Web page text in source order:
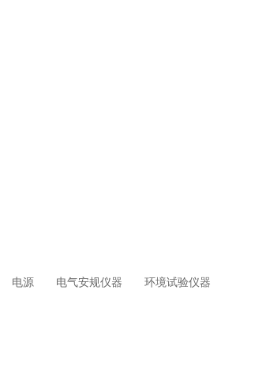
电源 电气安规仪器 环境试验仪器